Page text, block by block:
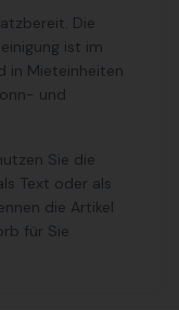
Die
ist im
in Mieteinheiten
und
Sie die
Text oder als
die Artikel
für Sie